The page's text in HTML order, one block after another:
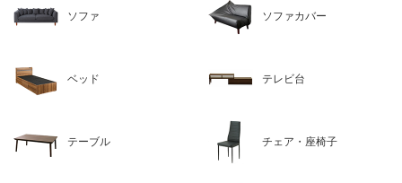
ソファ ソファカバー
ベッド テレビ台
テーブル チェア・座椅子